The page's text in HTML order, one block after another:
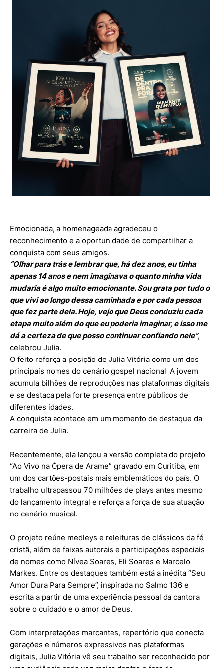
Emocionada, a homenageada agradeceu o
reconhecimento e a oportunidade de compartilhar a
conquista com seus amigos.
“Olhar para trás e lembrar que, há dez anos, eu tinha
apenas 14 anos e nem imaginava o quanto minha vida
mudaria é algo muito emocionante. Sou grata por tudo o
que vivi ao longo dessa caminhada e por cada pessoa
que fez parte dela. Hoje, vejo que Deus conduziu cada
etapa muito além do que eu poderia imaginar, e isso me
dá a certeza de que posso continuar confiando nele”,
celebrou Julia.
O feito reforça a posição de Julia Vitória como um dos
principais nomes do cenário gospel nacional. A jovem
acumula bilhões de reproduções nas plataformas digitais
e se destaca pela forte presença entre públicos de
diferentes idades.
A conquista acontece em um momento de destaque da
carreira de Julia.
Recentemente, ela lançou a versão completa do projeto
“Ao Vivo na Ópera de Arame”, gravado em Curitiba, em
um dos cartões-postais mais emblemáticos do país. O
trabalho ultrapassou 70 milhões de plays antes mesmo
do lançamento integral e reforça a força de sua atuação
no cenário musical.
O projeto reúne medleys e releituras de clássicos da fé
cristã, além de faixas autorais e participações especiais
de nomes como Nívea Soares, Eli Soares e Marcelo
Markes. Entre os destaques também está a inédita “Seu
Amor Dura Para Sempre”, inspirada no Salmo 136 e
escrita a partir de uma experiência pessoal da cantora
sobre o cuidado e o amor de Deus.
Com interpretações marcantes, repertório que conecta
gerações e números expressivos nas plataformas
digitais, Julia Vitória vê seu trabalho ser reconhecido por